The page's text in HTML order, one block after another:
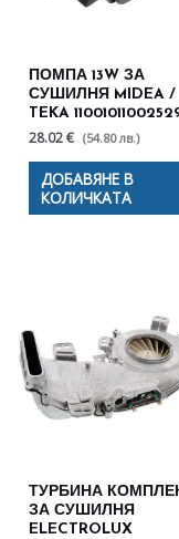
ПОМПА 13W ЗА
СУШИЛНЯ MIDEA /
TEKA
28.02 € (54.80 лв.)
ДОБАВЯНЕ В
КОЛИЧКАТА
ТУРБИНА
ЗА СУШИЛНЯ
ELECTROLUX